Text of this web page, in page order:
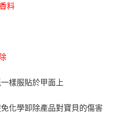
料
樣服貼於甲面上
化學卸除產品對寶貝的傷害